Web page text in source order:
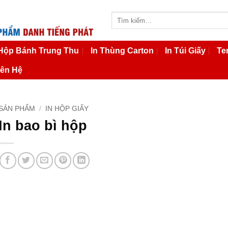
Bánh Trung Thu In Thùng Carton In Túi Giấy
Hệ
PHẨM / IN HỘP GIẤY
bao bì hộp